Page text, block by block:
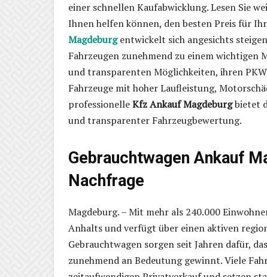
einer schnellen Kaufabwicklung. Lesen Sie
Ihnen helfen können, den besten Preis für
Magdeburgentwickelt sich angesichts
Fahrzeugen zunehmend zu einem wichtigen
und transparenten Möglichkeiten, ihren
Fahrzeuge mit hoher Laufleistung,
professionelleKfz Ankauf Magdeburgbietet
und transparenter Fahrzeugbewertung.
Gebrauchtwagen Ankauf
Nachfrage
Magdeburg. – Mit mehr als 240.000
Anhalts und verfügt über einen aktiven
Gebrauchtwagen sorgen seit Jahren dafür,
zunehmend an Bedeutung gewinnt. Viele